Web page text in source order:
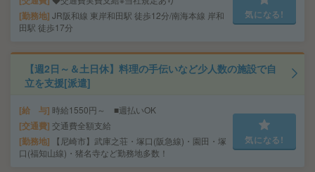
勤務地 JR阪和線 東岸和田駅 徒歩12分/南海本線 岸和
田駅 徒歩17分
気になる!
【週2日～＆土日休】料理の手伝いなど少人数の施設で自
立を支援[派遣]
給 与 時給1550円～ ■週払いOK
交通費 交通費全額支給
勤務地
【尼崎市】武庫之荘・塚口(阪急線)・園田・塚
口(福知山線)・猪名寺など勤務地多数！
気になる!